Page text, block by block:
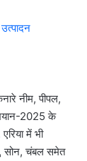
नीम, पीपल,
2025 के
में भी
सोन, चंबल समेत